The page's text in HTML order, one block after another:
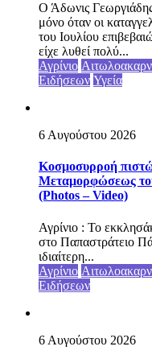
Ο Άδωνις
μόνο όταν οι
του Ιουλίου
είχε λυθεί πολύ...
Αγρίνιο
Ειδήσεων Υγεία
6 Αυγούστου 2026
Κοσμοσυρροή
Μεταμορφώσεως
(Photos – Video)
Αγρίνιο : Το
στο Παπαστράτειο
ιδιαίτερη...
Αγρίνιο
Ειδήσεων
6 Αυγούστου 2026